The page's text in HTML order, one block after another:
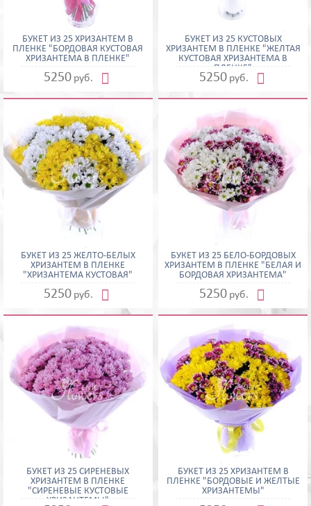
БУКЕТ ИЗ 25 ХРИЗАНТЕМ В
ПЛЕНКЕ "БОРДОВАЯ КУСТОВАЯ
ХРИЗАНТЕМА В ПЛЕНКЕ"
5250 руб. 
БУКЕТ ИЗ 25 КУСТОВЫХ
ХРИЗАНТЕМ В ПЛЕНКЕ "ЖЕЛТАЯ
КУСТОВАЯ ХРИЗАНТЕМА В
ПЛЕНКЕ"
5250 руб. 
БУКЕТ ИЗ 25 ЖЕЛТО-БЕЛЫХ
ХРИЗАНТЕМ В ПЛЕНКЕ
"ХРИЗАНТЕМА КУСТОВАЯ"
5250 руб. 
БУКЕТ ИЗ 25 БЕЛО-БОРДОВЫХ
ХРИЗАНТЕМ В ПЛЕНКЕ "БЕЛАЯ И
БОРДОВАЯ ХРИЗАНТЕМА"
5250 руб. 
БУКЕТ ИЗ 25 СИРЕНЕВЫХ
ХРИЗАНТЕМ В ПЛЕНКЕ
"СИРЕНЕВЫЕ КУСТОВЫЕ
ХРИЗАНТЕМЫ"
БУКЕТ ИЗ 25 ХРИЗАНТЕМ В
ПЛЕНКЕ "БОРДОВЫЕ И ЖЕЛТЫЕ
ХРИЗАНТЕМЫ"